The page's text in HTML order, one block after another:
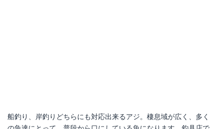
船釣り、岸釣りどちらにも対応出来るアジ。棲息域が広く、多く